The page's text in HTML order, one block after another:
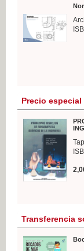
Precio especial
Transferencia